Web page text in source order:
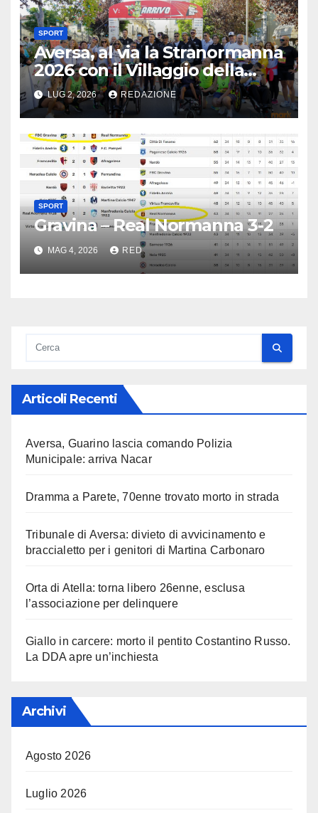
SPORT
Aversa, al via la Stranormanna
2026 con il Villaggio della
Salute
LUG 2, 2026 REDAZIONE
SPORT
Gravina – Real Normanna 3-2
MAG 4, 2026 RED
Articoli Recenti
Aversa, Guarino lascia comando Polizia
Municipale: arriva Nacar
Dramma a Parete, 70enne trovato morto in strada
Tribunale di Aversa: divieto di avvicinamento e
braccialetto per i genitori di Martina Carbonaro
Orta di Atella: torna libero 26enne, esclusa
l’associazione per delinquere
Giallo in carcere: morto il pentito Costantino Russo.
La DDA apre un’inchiesta
Archivi
Agosto 2026
Luglio 2026